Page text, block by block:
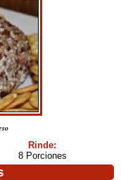
Rinde:
8 Porciones